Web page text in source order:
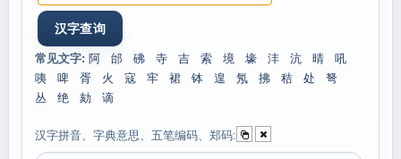
常见文字: 阿 邰 砩 寺 吉 索 境 壕 沣 沆 晴
吼
咦
啤 胥 火 寇 牢 裙 钵 遑 氖 拂 秸 处
弩
丛
绝 劾 谪
汉字拼音、字典意思、五笔编码、郑码: